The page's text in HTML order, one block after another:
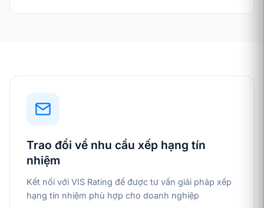
Trao đổi về nhu cầu xếp hạng tín
nhiệm
Kết nối với VIS Rating để được tư vấn giải pháp xếp
hạng tín nhiệm phù hợp cho doanh nghiệp